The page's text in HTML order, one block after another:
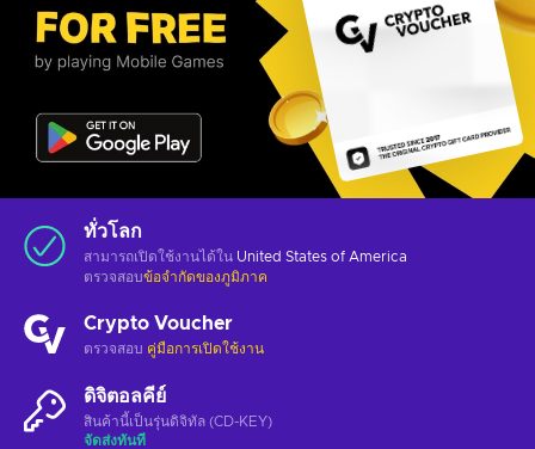
ทั่วโลก
สามารถเปิดใช้งานได้ใน United States of America
ตรวจสอบข้อจำกัดของภูมิภาค
Crypto Voucher
ตรวจสอบ คู่มือการเปิดใช้งาน
ดิจิตอลคีย์
สินค้านี้เป็นรุ่นดิจิทัล (CD-KEY)
จัดส่งทันที